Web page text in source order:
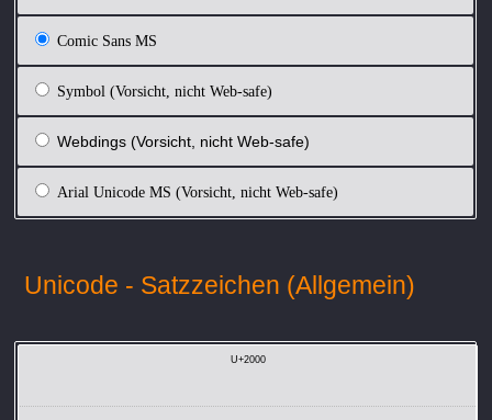
Comic Sans MS
Symbol (Vorsicht, nicht Web-safe)
Webdings (Vorsicht, nicht Web-safe)
Arial Unicode MS (Vorsicht, nicht Web-safe)
Unicode - Satzzeichen (Allgemein)
U+2000